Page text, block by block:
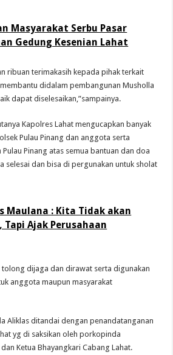
Masyarakat Serbu Pasar
Gedung Kesenian Lahat
ribuan terimakasih kepada pihak terkait
didalam pembangunan Musholla
dapat diselesaikan,”sampainya.
Kapolres Lahat mengucapkan banyak
Pulau Pinang dan anggota serta
Pinang atas semua bantuan dan doa
selesai dan bisa di pergunakan untuk sholat
Maulana : Kita Tidak akan
Tapi Ajak Perusahaan
tolong dijaga dan dirawat serta digunakan
anggota maupun masyarakat
Aliklas ditandai dengan penandatanganan
yg di saksikan oleh porkopinda
Ketua Bhayangkari Cabang Lahat.